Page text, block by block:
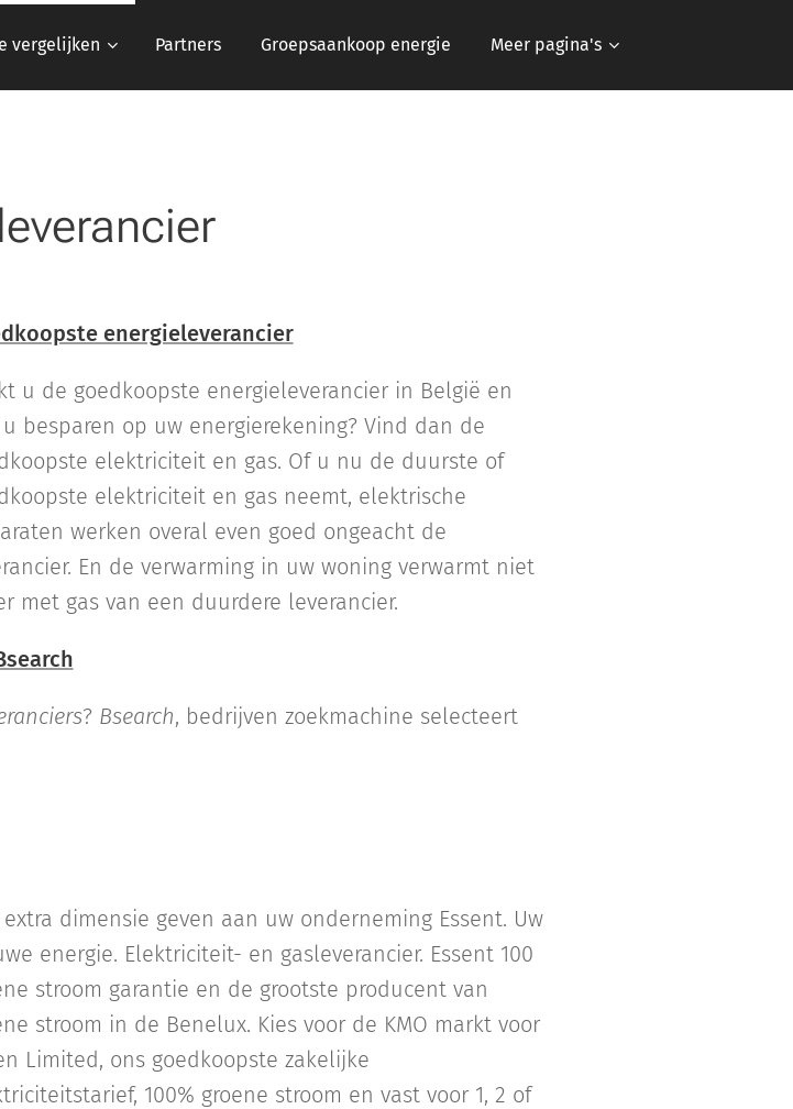
vergelijken Partners Groepsaankoop energie Meer pagina's
energieleverancier
u de goedkoopste energieleverancier in België en
besparen op uw energierekening? Vind dan de
elektriciteit en gas. Of u nu de duurste of
elektriciteit en gas neemt, elektrische
werken overal even goed ongeacht de
En de verwarming in uw woning verwarmt niet
met gas van een duurdere leverancier.
? Bsearch, bedrijven zoekmachine selecteert
extra dimensie geven aan uw onderneming Essent. Uw
energie. Elektriciteit- en gasleverancier. Essent 100
stroom garantie en de grootste producent van
stroom in de Benelux. Kies voor de KMO markt voor
Limited, ons goedkoopste zakelijke
100% groene stroom en vast voor 1, 2 of